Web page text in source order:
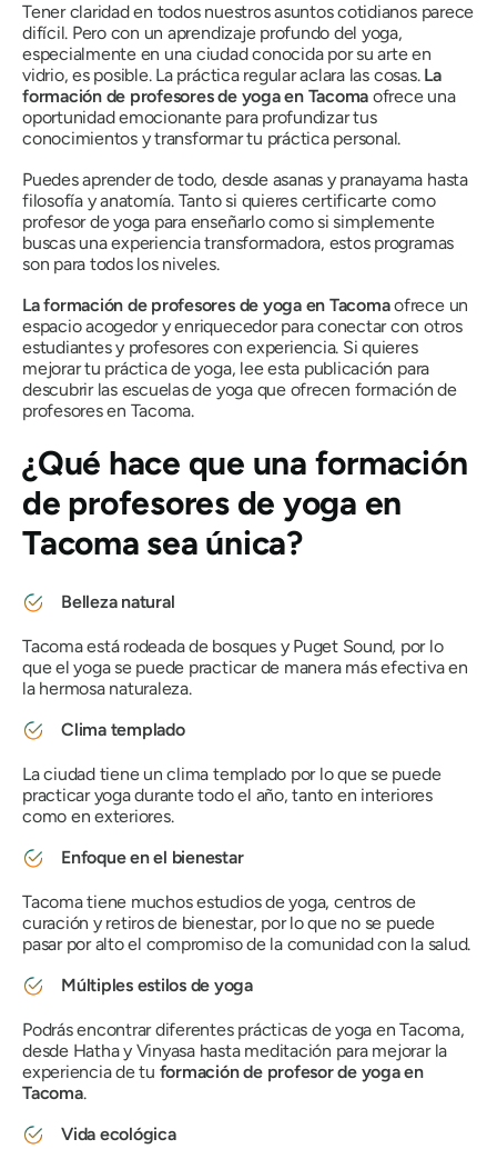
Tener claridad en todos nuestros asuntos cotidianos parece
difícil. Pero con un aprendizaje profundo del yoga,
especialmente en una ciudad conocida por su arte en
vidrio, es posible. La práctica regular aclara las cosas. La
formación de profesores de yoga en Tacoma ofrece una
oportunidad emocionante para profundizar tus
conocimientos y transformar tu práctica personal.
Puedes aprender de todo, desde asanas y pranayama hasta
filosofía y anatomía. Tanto si quieres certificarte como
profesor de yoga para enseñarlo como si simplemente
buscas una experiencia transformadora, estos programas
son para todos los niveles.
La formación de profesores de yoga en Tacomaofrece un
espacio acogedor y enriquecedor para conectar con otros
estudiantes y profesores con experiencia. Si quieres
mejorar tu práctica de yoga, lee esta publicación para
descubrir las escuelas de yoga que ofrecen formación de
profesores en Tacoma.
¿Qué hace que una formación
de profesores de yoga en
Tacoma sea única?
Belleza natural
Tacoma está rodeada de bosques y Puget Sound, por lo
que el yoga se puede practicar de manera más efectiva en
la hermosa naturaleza.
Clima templado
La ciudad tiene un clima templado por lo que se puede
practicar yoga durante todo el año, tanto en interiores
como en exteriores.
Enfoque en el bienestar
Tacoma tiene muchos estudios de yoga, centros de
curación y retiros de bienestar, por lo que no se puede
pasar por alto el compromiso de la comunidad con la salud.
Múltiples estilos de yoga
Podrás encontrar diferentes prácticas de yoga en Tacoma,
desde Hatha y Vinyasa hasta meditación para mejorar la
experiencia de tu formación de profesor de yoga en
Tacoma.
Vida ecológica